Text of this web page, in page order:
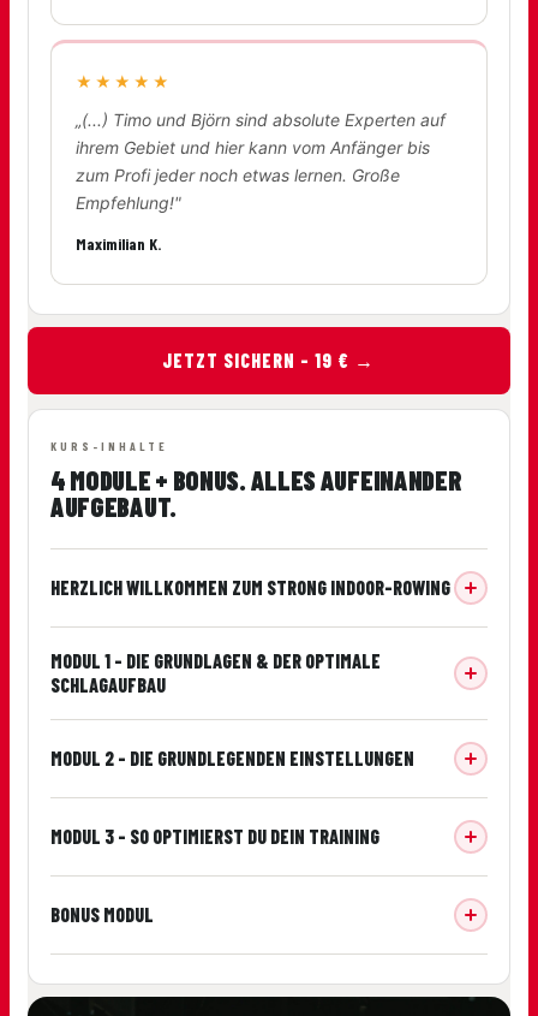
★★★★★
„(...) Timo und Björn sind absolute Experten auf
ihrem Gebiet und hier kann vom Anfänger bis
zum Profi jeder noch etwas lernen. Große
Empfehlung!"
Maximilian K.
JETZT SICHERN – 19 € →
KURS-INHALTE
4 MODULE + BONUS. ALLES AUFEINANDER
AUFGEBAUT.
HERZLICH WILLKOMMEN ZUM STRONG INDOOR-ROWING
MODUL 1 – DIE GRUNDLAGEN & DER OPTIMALE
SCHLAGAUFBAU
MODUL 2 – DIE GRUNDLEGENDEN EINSTELLUNGEN
MODUL 3 – SO OPTIMIERST DU DEIN TRAINING
BONUS MODUL